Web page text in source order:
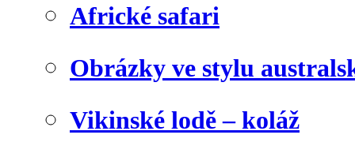
Africké safari
Obrázky ve stylu
Vikinské lodě – koláž